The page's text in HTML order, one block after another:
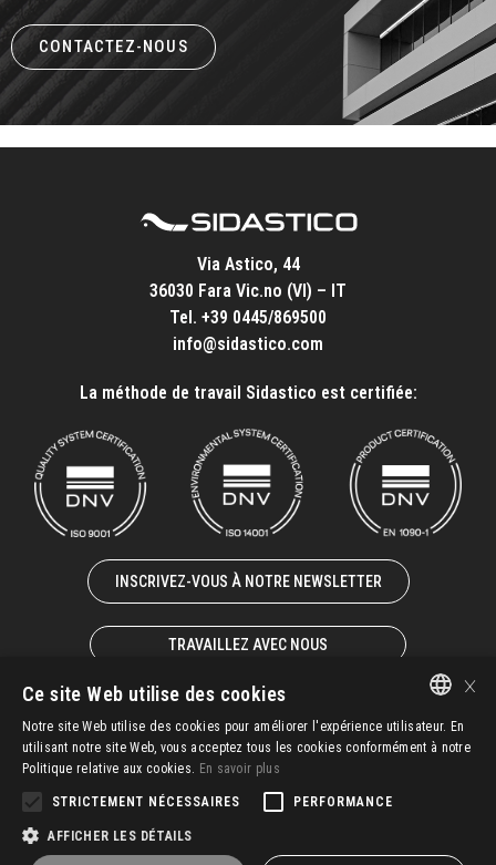
CONTACTEZ-NOUS
Via Astico, 44
36030 Fara Vic.no (VI) – IT
Tel. +39 0445/869500
info@sidastico.com
La méthode de travail Sidastico est certifiée:
INSCRIVEZ-VOUS À NOTRE NEWSLETTER
TRAVAILLEZ AVEC NOUS
© 2025 – SIDASTICO SPA UNIPERSONALE – P. IVA 02931940247
IMS Policy
G.T.C.
ITALIAN
DE-DE
×
Ce site Web utilise des cookies
Notre site Web utilise des cookies pour améliorer l'expérience utilisateur. En
utilisant notre site Web, vous acceptez tous les cookies conformément à notre
Politique relative aux cookies. En savoir plus
STRICTEMENT NÉCESSAIRES PERFORMANCE
AFFICHER LES DÉTAILS